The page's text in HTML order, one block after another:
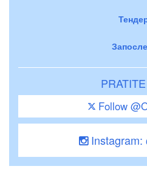
Follow
Instagram: